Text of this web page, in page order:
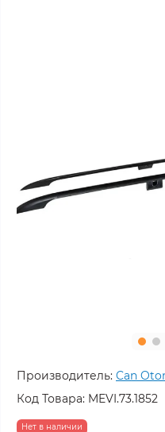
Производитель: Can
Код Товара: MEVI.73.1852
Нет в наличии